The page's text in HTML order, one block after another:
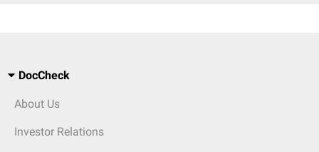
DocCheck
About Us
Investor Relations